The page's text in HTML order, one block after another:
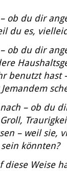
ob du dir
du es,
ob du dir
benutzt hast
– ob du
– weil sie,
könnten?
diese Weise